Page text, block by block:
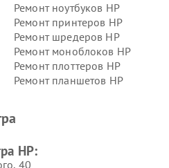
Ремонт ноутбуков HP
Ремонт принтеров HP
Ремонт шредеров HP
Ремонт моноблоков HP
Ремонт плоттеров HP
Ремонт планшетов HP
HP:
40